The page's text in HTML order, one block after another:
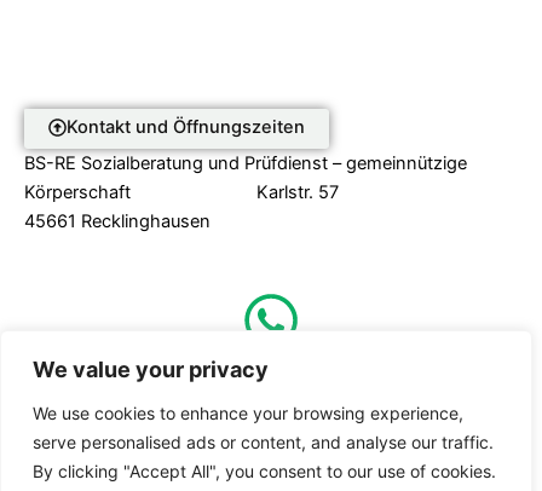
We value your privacy
We use cookies to enhance your browsing experience,
serve personalised ads or content, and analyse our traffic.
By clicking "Accept All", you consent to our use of cookies.
Kontakt und Öffnungszeiten
BS-RE Sozialberatung und Prüfdienst – gemeinnützige
Körperschaft Karlstr. 57
45661 Recklinghausen
0160 – 25 14 302
Nutzungsbedingungen